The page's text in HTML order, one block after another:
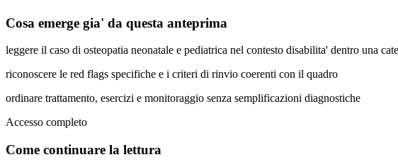
Cosa emerge gia' da questa anteprima
leggere il caso di osteopatia neonatale e pediatrica nel contesto disabilita' dentro una
riconoscere le red flags specifiche e i criteri di rinvio coerenti con il quadro
ordinare trattamento, esercizi e monitoraggio senza semplificazioni diagnostiche
Accesso completo
Come continuare la lettura